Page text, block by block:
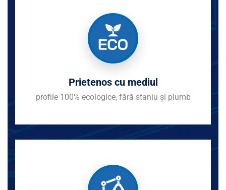
Prietenos cu mediul
profile 100% ecologice, fără staniu și plumb